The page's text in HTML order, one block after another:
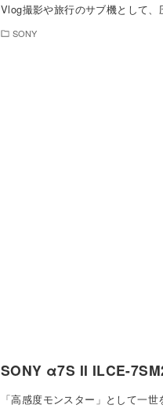
Vlog撮影や旅行のサブ機として
SONY
SONY α7S II ILCE-
「高感度モンスター」として一